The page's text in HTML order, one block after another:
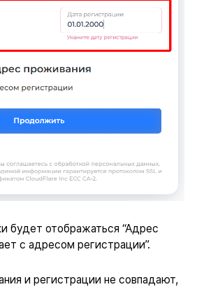
будет отображаться “Адрес
с адресом регистрации”.
и регистрации не совпадают,